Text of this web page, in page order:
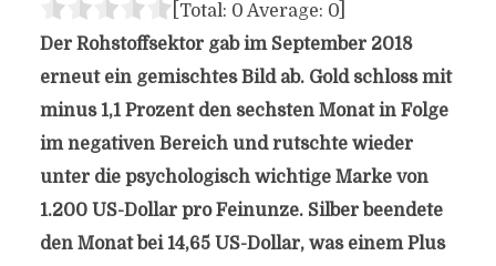
[Total: 0 Average: 0]
Der Rohstoffsektor gab im September 2018
erneut ein gemischtes Bild ab. Gold schloss mit
minus 1,1 Prozent den sechsten Monat in Folge
im negativen Bereich und rutschte wieder
unter die psychologisch wichtige Marke von
1.200 US-Dollar pro Feinunze. Silber beendete
den Monat bei 14,65 US-Dollar, was einem Plus